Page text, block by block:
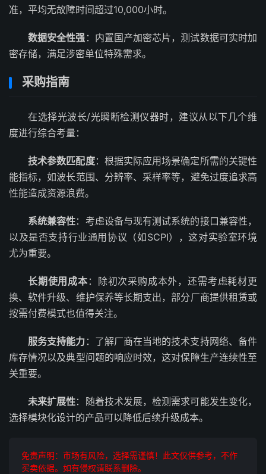
准，平均无故障时间超过10,000小时。
数据安全性强 ：内置国产加密芯片，测试数据可实时加
密存储，满足涉密单位特殊需求。
采购指南
在选择光波长/光瞬断检测仪器时，建议从以下几个维
度进行综合考量：
技术参数匹配度：根据实际应用场景确定所需的关键性
能指标，如波长范围、分辨率、采样率等，避免过度追求高
性能造成资源浪费。
系统兼容性：考虑设备与现有测试系统的接口兼容性，
以及是否支持行业通用协议（如SCPI），这对实验室环境
尤为重要。
长期使用成本 ：除初次采购成本外，还需考虑耗材更
换、软件升级、维护保养等长期支出，部分厂商提供租赁或
按需付费模式也值得关注。
服务支持能力 ：了解厂商在当地的技术支持网络、备件
库存情况以及典型问题的响应时效，这对保障生产连续性至
关重要。
未来扩展性：随着技术发展，检测需求可能发生变化，
选择模块化设计的产品可以降低后续升级成本。
免责声明：市场有风险，选择需谨慎！此文仅供参考，不作
买卖依据。如有侵权请联系删除。